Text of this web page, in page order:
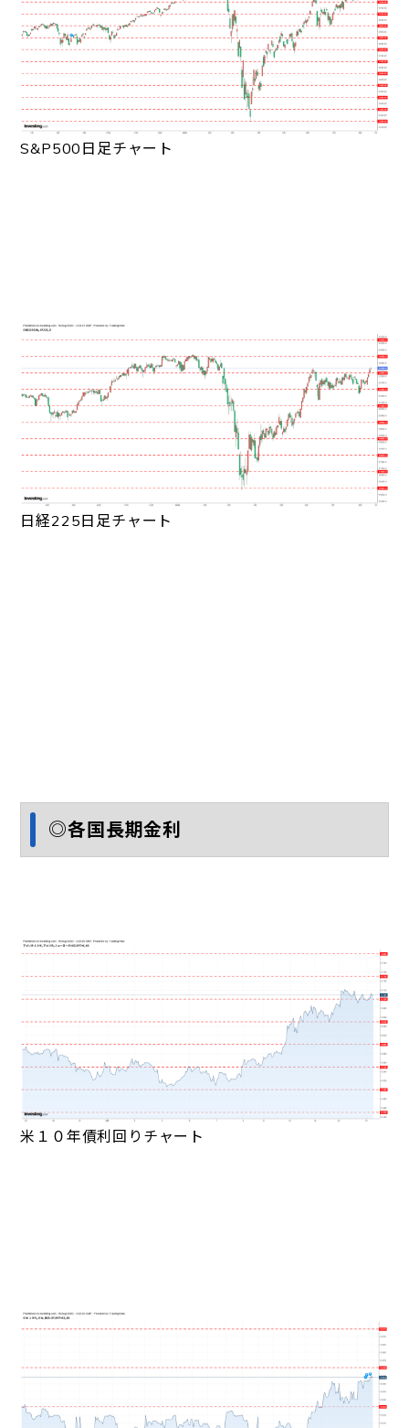
S&P500日足チャート
日経225日足チャート
◎各国長期金利
米１０年債利回りチャート